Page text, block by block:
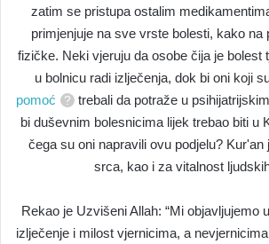
zatim se pristupa ostalim
primjenjuje na sve vrste bolesti, kako na
fizičke. Neki vjeruju da osobe čija je bolest
u bolnicu radi izlječenja, dok bi oni koji
pomoć
trebali da potraže u
bi duševnim bolesnicima lijek trebao biti u
čega su oni napravili ovu podjelu? Kur'an
srca, kao i za vitalnost
Rekao je Uzvišeni Allah: “Mi objavljujemo
izlječenje i milost vjernicima, a